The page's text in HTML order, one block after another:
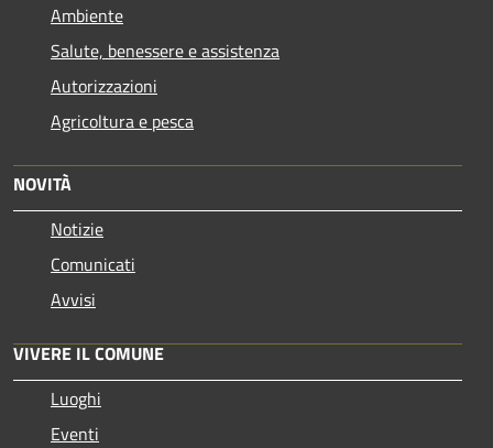
Ambiente
Salute, benessere e assistenza
Autorizzazioni
Agricoltura e pesca
NOVITÀ
Notizie
Comunicati
Avvisi
VIVERE IL COMUNE
Luoghi
Eventi